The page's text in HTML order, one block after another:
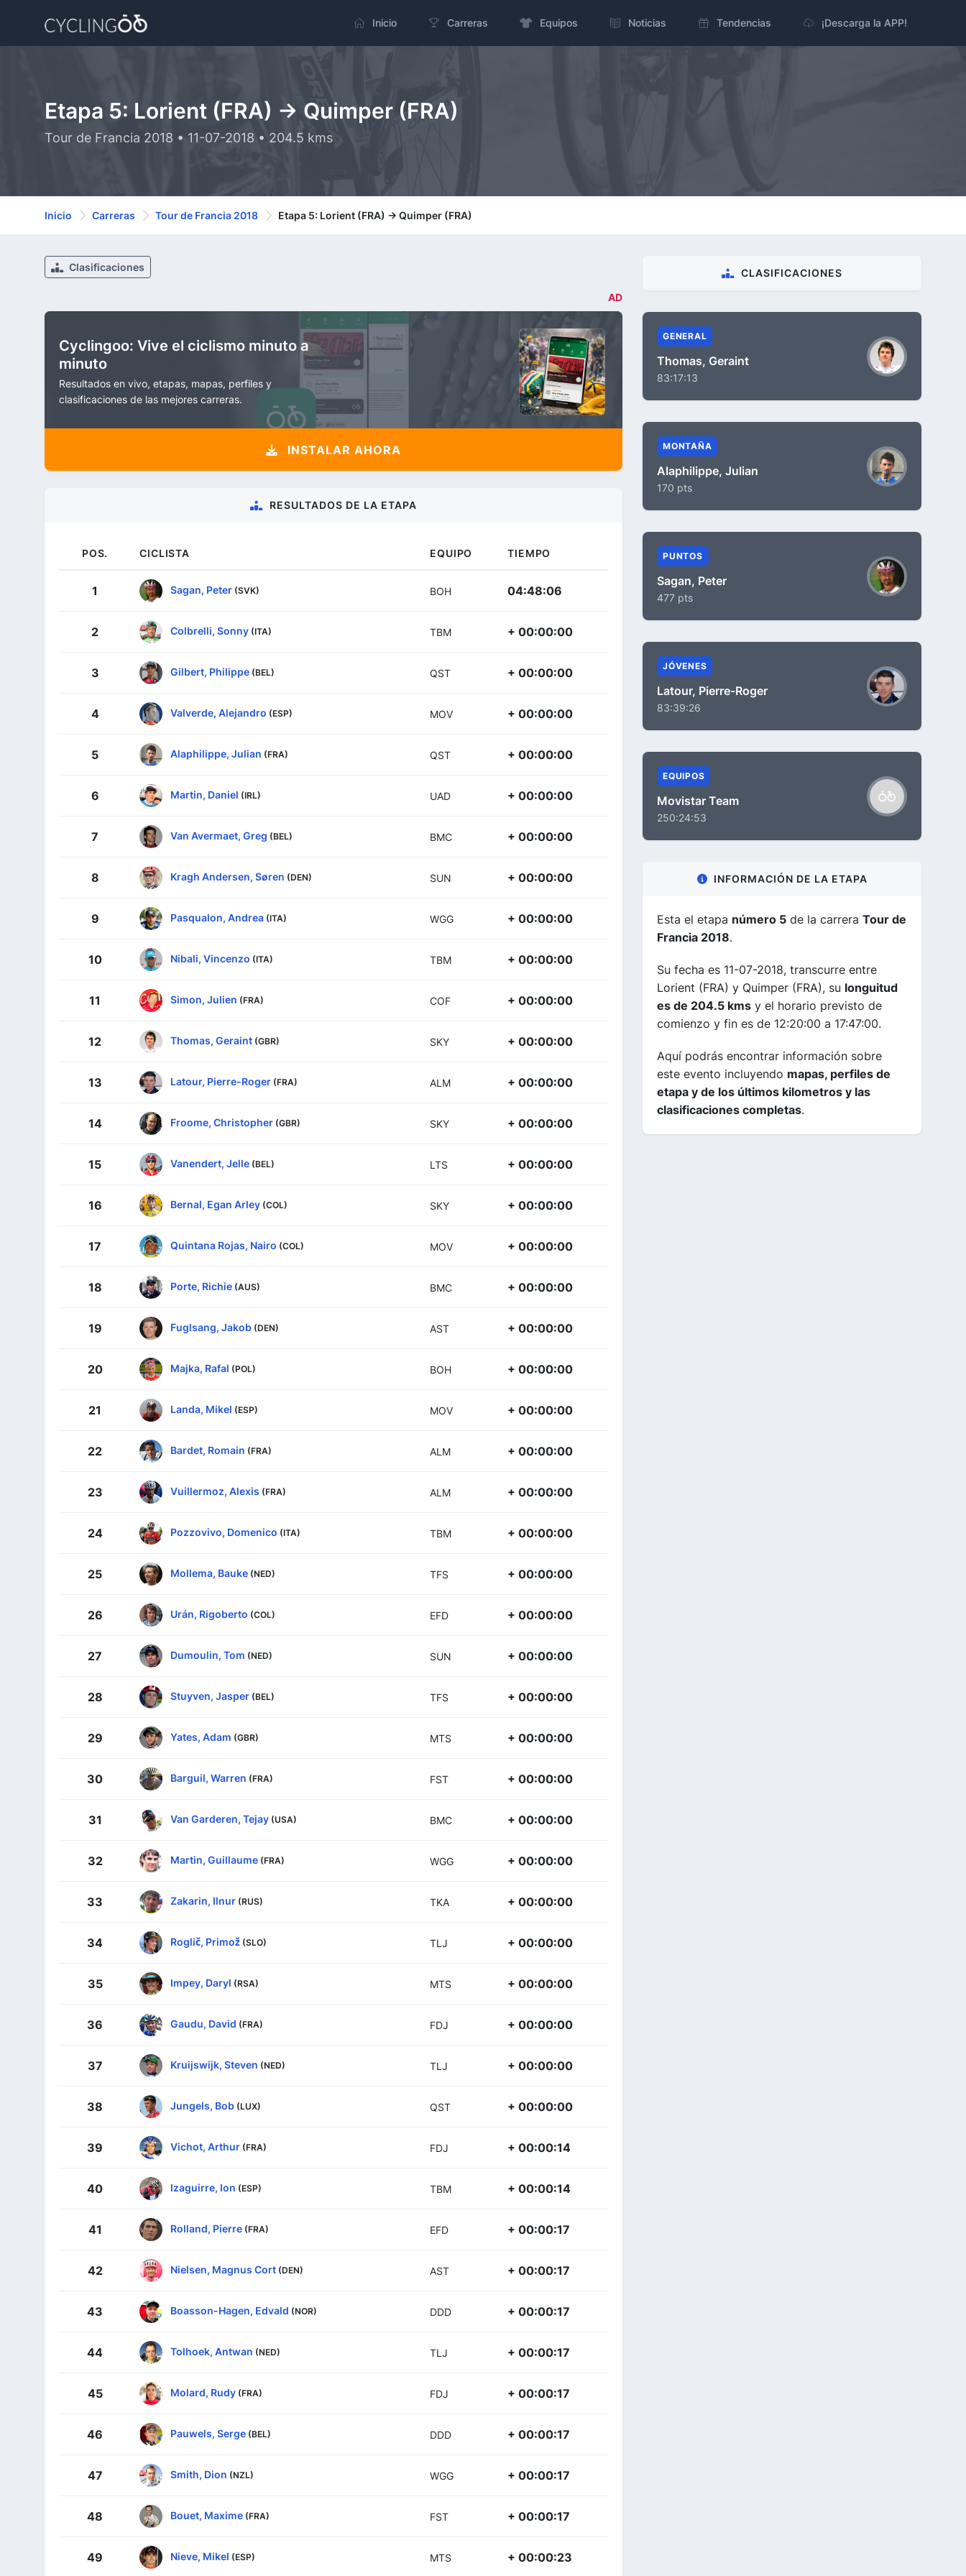
Inicio Carreras Equipos Noticias Tendencias ¡Descarga la APP!
Etapa 5: Lorient (FRA) -> Quimper (FRA)
Tour de Francia 2018 • 11-07-2018 • 204.5 kms
Inicio Carreras Tour de Francia 2018 Etapa 5: Lorient (FRA) -> Quimper (FRA)
Clasificaciones
AD
Cyclingoo: Vive el ciclismo minuto a
minuto
Resultados en vivo, etapas, mapas, perfiles y
clasificaciones de las mejores carreras.
INSTALAR AHORA
RESULTADOS DE LA ETAPA
POS. CICLISTA EQUIPO TIEMPO
1 Sagan, Peter (SVK) BOH 04:48:06
2 Colbrelli, Sonny (ITA) TBM + 00:00:00
3 Gilbert, Philippe (BEL) QST + 00:00:00
4 Valverde, Alejandro (ESP) MOV + 00:00:00
5 Alaphilippe, Julian (FRA) QST + 00:00:00
6 Martin, Daniel (IRL) UAD + 00:00:00
7 Van Avermaet, Greg (BEL) BMC + 00:00:00
8 Kragh Andersen, Søren (DEN) SUN + 00:00:00
9 Pasqualon, Andrea (ITA) WGG + 00:00:00
10 Nibali, Vincenzo (ITA) TBM + 00:00:00
11 Simon, Julien (FRA) COF + 00:00:00
12 Thomas, Geraint (GBR) SKY + 00:00:00
13 Latour, Pierre-Roger (FRA) ALM + 00:00:00
14 Froome, Christopher (GBR) SKY + 00:00:00
15 Vanendert, Jelle (BEL) LTS + 00:00:00
16 Bernal, Egan Arley (COL) SKY + 00:00:00
17 Quintana Rojas, Nairo (COL) MOV + 00:00:00
18 Porte, Richie (AUS) BMC + 00:00:00
19 Fuglsang, Jakob (DEN) AST + 00:00:00
20 Majka, Rafal (POL) BOH + 00:00:00
21 Landa, Mikel (ESP) MOV + 00:00:00
22 Bardet, Romain (FRA) ALM + 00:00:00
23 Vuillermoz, Alexis (FRA) ALM + 00:00:00
24 Pozzovivo, Domenico (ITA) TBM + 00:00:00
25 Mollema, Bauke (NED) TFS + 00:00:00
26 Urán, Rigoberto (COL) EFD + 00:00:00
27 Dumoulin, Tom (NED) SUN + 00:00:00
28 Stuyven, Jasper (BEL) TFS + 00:00:00
29 Yates, Adam (GBR) MTS + 00:00:00
30 Barguil, Warren (FRA) FST + 00:00:00
31 Van Garderen, Tejay (USA) BMC + 00:00:00
32 Martin, Guillaume (FRA) WGG + 00:00:00
33 Zakarin, Ilnur (RUS) TKA + 00:00:00
34 Roglič, Primož (SLO) TLJ + 00:00:00
35 Impey, Daryl (RSA) MTS + 00:00:00
36 Gaudu, David (FRA) FDJ + 00:00:00
37 Kruijswijk, Steven (NED) TLJ + 00:00:00
38 Jungels, Bob (LUX) QST + 00:00:00
39 Vichot, Arthur (FRA) FDJ + 00:00:14
40 Izaguirre, Ion (ESP) TBM + 00:00:14
41 Rolland, Pierre (FRA) EFD + 00:00:17
42 Nielsen, Magnus Cort (DEN) AST + 00:00:17
43 Boasson-Hagen, Edvald (NOR) DDD + 00:00:17
44 Tolhoek, Antwan (NED) TLJ + 00:00:17
45 Molard, Rudy (FRA) FDJ + 00:00:17
46 Pauwels, Serge (BEL) DDD + 00:00:17
47 Smith, Dion (NZL) WGG + 00:00:17
48 Bouet, Maxime (FRA) FST + 00:00:17
49 Nieve, Mikel (ESP) MTS + 00:00:23
CLASIFICACIONES
GENERAL
Thomas, Geraint
83:17:13
MONTAÑA
Alaphilippe, Julian
170 pts
PUNTOS
Sagan, Peter
477 pts
JÓVENES
Latour, Pierre-Roger
83:39:26
EQUIPOS
Movistar Team
250:24:53
INFORMACIÓN DE LA ETAPA
Esta el etapa número 5 de la carrera Tour de
Francia 2018.
Su fecha es 11-07-2018, transcurre entre
Lorient (FRA) y Quimper (FRA), su longuitud
es de 204.5 kms y el horario previsto de
comienzo y fin es de 12:20:00 a 17:47:00.
Aquí podrás encontrar información sobre
este evento incluyendo mapas, perfiles de
etapa y de los últimos kilometros y las
clasificaciones completas.